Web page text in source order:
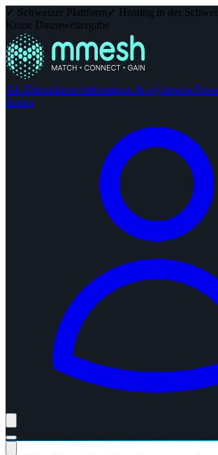
✓ Schweizer Plattform ✓ Hosting in der
Keine Datenweitergabe
Als Dienstleister informieren & registrieren
finden